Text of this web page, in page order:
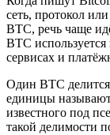
сеть, протокол
BTC, речь чаще
BTC
сервисах и
Один BTC
единицы
известного под
такой делимости